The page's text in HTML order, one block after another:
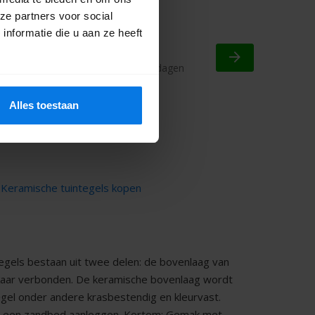
partners voor social
die u aan ze heeft
Alles toestaan
84,65 m²
Bezorgd in 3 - 5 werkdagen
volgende
Keramische tuintegels kopen
bestaan uit twee delen: de bovenlaag van
verbonden. De keramische bovenlaag wordt
onder andere krasbestendig en kleurvast.